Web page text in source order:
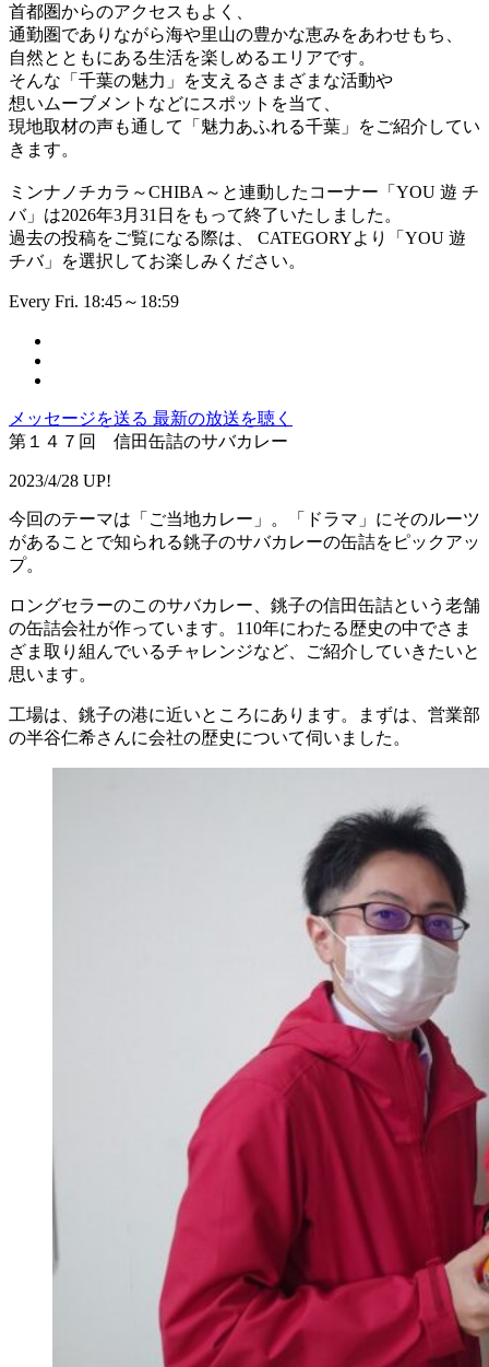
首都圏からのアクセスもよく、
通勤圏でありながら海や里山の豊かな恵みをあわせもち、
自然とともにある生活を楽しめるエリアです。
そんな「千葉の魅力」を支えるさまざまな活動や
想いムーブメントなどにスポットを当て、
現地取材の声も通して「魅力あふれる千葉」をご紹介してい
きます。
ミンナノチカラ～CHIBA～と連動したコーナー「YOU 遊 チ
バ」は2026年3月31日をもって終了いたしました。
過去の投稿をご覧になる際は、 CATEGORYより「YOU 遊
チバ」を選択してお楽しみください。
Every Fri. 18:45～18:59
メッセージを送る 最新の放送を聴く
第１４７回 信田缶詰のサバカレー
2023/4/28 UP!
今回のテーマは「ご当地カレー」。「ドラマ」にそのルーツ
があることで知られる銚子のサバカレーの缶詰をピックアッ
プ。
ロングセラーのこのサバカレー、銚子の信田缶詰という老舗
の缶詰会社が作っています。110年にわたる歴史の中でさま
ざま取り組んでいるチャレンジなど、ご紹介していきたいと
思います。
工場は、銚子の港に近いところにあります。まずは、営業部
の半谷仁希さんに会社の歴史について伺いました。